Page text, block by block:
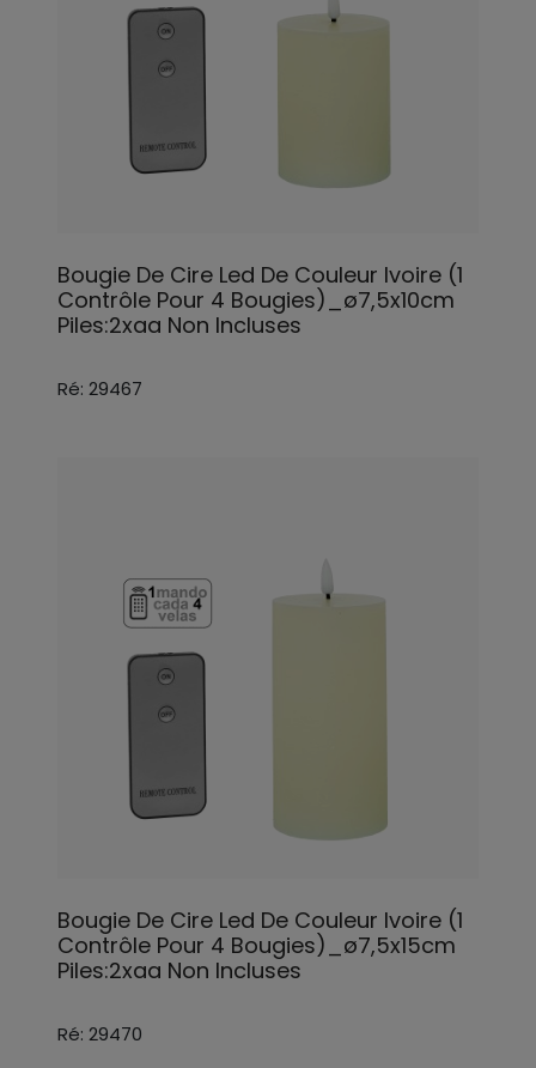
Bougie De Cire Led De Couleur Ivoire (1
Contrôle Pour 4 Bougies)_ø7,5x10cm
Piles:2xaa Non Incluses
Ré: 29467
Bougie De Cire Led De Couleur Ivoire (1
Contrôle Pour 4 Bougies)_ø7,5x15cm
Piles:2xaa Non Incluses
Ré: 29470